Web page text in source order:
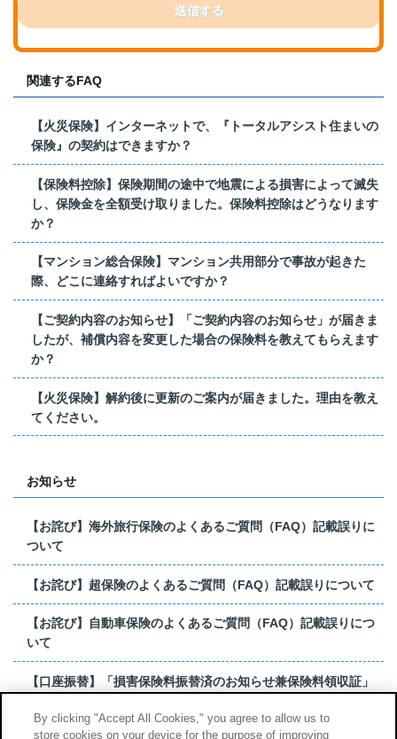
送信する
関連するFAQ
【火災保険】インターネットで、『トータルアシスト住まいの
保険』の契約はできますか？
【保険料控除】保険期間の途中で地震による損害によって滅失
し、保険金を全額受け取りました。保険料控除はどうなります
か？
【マンション総合保険】マンション共用部分で事故が起きた
際、どこに連絡すればよいですか？
【ご契約内容のお知らせ】「ご契約内容のお知らせ」が届きま
したが、補償内容を変更した場合の保険料を教えてもらえます
か？
【火災保険】解約後に更新のご案内が届きました。理由を教え
てください。
お知らせ
【お詫び】海外旅行保険のよくあるご質問（FAQ）記載誤りに
ついて
【お詫び】超保険のよくあるご質問（FAQ）記載誤りについて
【お詫び】自動車保険のよくあるご質問（FAQ）記載誤りにつ
いて
【口座振替】「損害保険料振替済のお知らせ兼保険料領収証」
By clicking "Accept All Cookies," you agree to allow us to
store cookies on your device for the purpose of improving